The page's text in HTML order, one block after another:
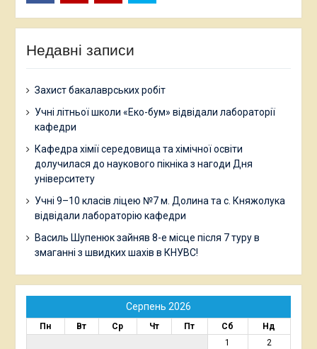
PU
Медіа
Недавні записи
Захист бакалаврських робіт
Учні літньої школи «Еко-бум» відвідали лабораторії
кафедри
Кафедра хімії середовища та хімічної освіти
долучилася до наукового пікніка з нагоди Дня
університету
Учні 9–10 класів ліцею №7 м. Долина та с. Княжолука
відвідали лабораторію кафедри
Василь Шупенюк зайняв 8-е місце після 7 туру в
змаганні з швидких шахів в КНУВС!
Серпень 2026
Пн Вт Ср Чт Пт Сб
Нд
1
2